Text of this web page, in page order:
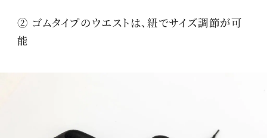
② ゴムタイプのウエストは、紐でサイズ調節が可
能